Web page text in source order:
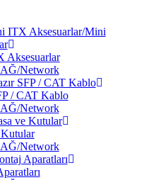
ITX Aksesuarlar/Mini
Aksesuarlar
Network
SFP / CAT Kablo
/ CAT Kablo
Network
ve Kutular
Network
Aparatları